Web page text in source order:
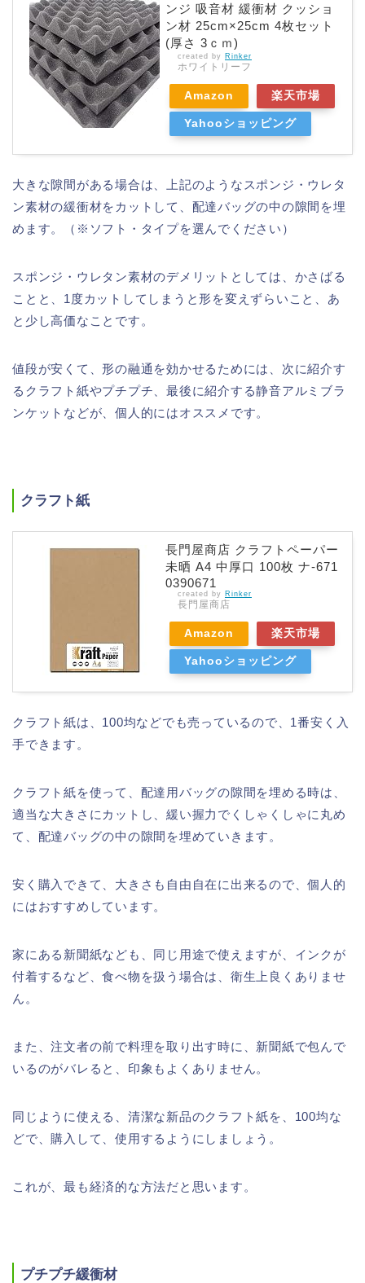
ンジ 吸音材 緩衝材 クッショ
ン材 25cm×25cm 4枚セット
(厚さ 3ｃｍ)
created by Rinker
ホワイトリーフ
Amazon 楽天市場
Yahooショッピング
大きな隙間がある場合は、上記のようなスポンジ・ウレタ
ン素材の緩衝材をカットして、配達バッグの中の隙間を埋
めます。（※ソフト・タイプを選んでください）
スポンジ・ウレタン素材のデメリットとしては、かさばる
ことと、1度カットしてしまうと形を変えずらいこと、あ
と少し高価なことです。
値段が安くて、形の融通を効かせるためには、次に紹介す
るクラフト紙やプチプチ、最後に紹介する静音アルミブラ
ンケットなどが、個人的にはオススメです。
クラフト紙
長門屋商店 クラフトペーパー
未晒 A4 中厚口 100枚 ナ-671
0390671
created by Rinker
長門屋商店
Amazon 楽天市場
Yahooショッピング
クラフト紙は、100均などでも売っているので、1番安く入
手できます。
クラフト紙を使って、配達用バッグの隙間を埋める時は、
適当な大きさにカットし、緩い握力でくしゃくしゃに丸め
て、配達バッグの中の隙間を埋めていきます。
安く購入できて、大きさも自由自在に出来るので、個人的
にはおすすめしています。
家にある新聞紙なども、同じ用途で使えますが、インクが
付着するなど、食べ物を扱う場合は、衛生上良くありませ
ん。
また、注文者の前で料理を取り出す時に、新聞紙で包んで
いるのがバレると、印象もよくありません。
同じように使える、清潔な新品のクラフト紙を、100均な
どで、購入して、使用するようにしましょう。
これが、最も経済的な方法だと思います。
プチプチ緩衝材